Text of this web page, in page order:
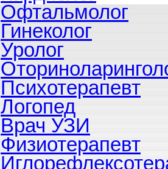
Офтальмолог
Гинеколог
Уролог
Психотерапевт
Логопед
Врач УЗИ
Физиотерапевт